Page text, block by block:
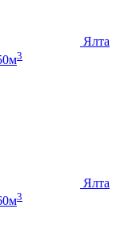
Ялта
3
Ялта
3